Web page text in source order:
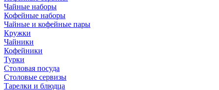
Чайные наборы
Кофейные наборы
Чайные и кофейные пары
Кружки
Чайники
Кофейники
Турки
Столовая посуда
Столовые сервизы
Тарелки и блюдца